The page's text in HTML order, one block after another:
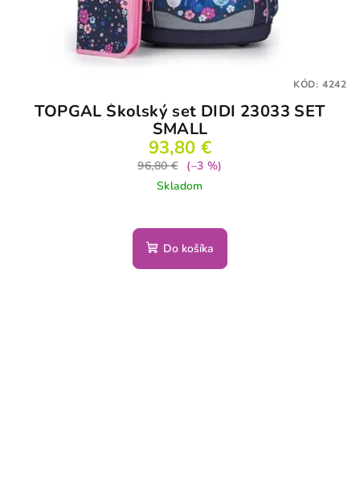
TOPGAL Školský set DIDI 23033 SET
SMALL
93,80 €
96,80 €
(–3 %)
Skladom
Do košíka
KÓD: 4242